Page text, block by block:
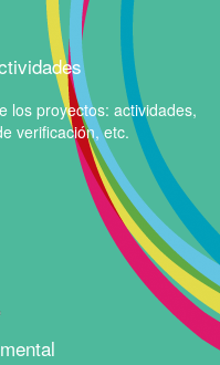
los proyectos: actividades,
verificación, etc.